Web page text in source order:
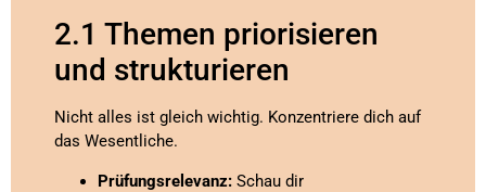
2.1 Themen priorisieren
und strukturieren
Nicht alles ist gleich wichtig. Konzentriere dich auf
das Wesentliche.
Prüfungsrelevanz: Schau dir